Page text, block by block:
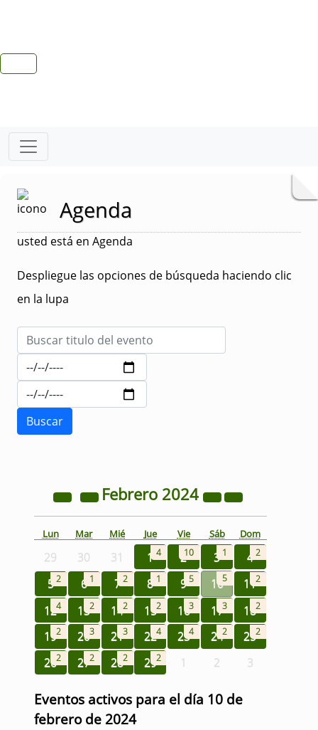
Agenda
usted está en Agenda
Despliegue las opciones de búsqueda haciendo clic
en la lupa
Febrero 2024
Lun Mar Mié Jue Vie Sáb Dom
29 30 31 1 4 210 3 1 42
52 6 1 72 8 1 95 105 112
124 132 142 152 163 173 182
192 203 213 224 234 242 252
262 272 282 292 1 2 3
Eventos activos para el día 10 de
febrero de 2024